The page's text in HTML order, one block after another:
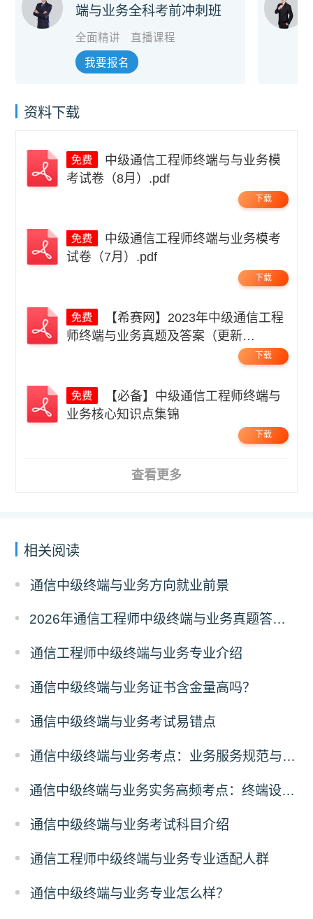
端与业务全科考前冲刺班
全面精讲 直播课程
我要报名
资料下载
考试卷（8月）.pdf
下载
试卷（7月）.pdf
下载
师终端与业务真题及答案（更新
下载
业务核心知识点集锦
下载
查看更多
相关阅读
通信中级终端与业务方向就业前景
2026年通信工程师中级终端与业务真题答案解析（考后更新）
通信工程师中级终端与业务专业介绍
通信中级终端与业务证书含金量高吗？
通信中级终端与业务考试易错点
通信中级终端与业务考点：业务服务规范与合规
通信中级终端与业务实务高频考点：终端设备故障排查解析
通信中级终端与业务考试科目介绍
通信工程师中级终端与业务专业适配人群
通信中级终端与业务专业怎么样？